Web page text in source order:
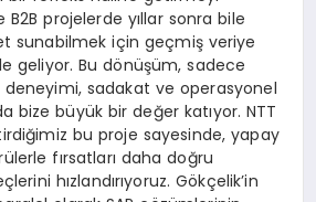
B2B projelerde yıllar sonra bile
sunabilmek için geçmiş veriye
geliyor. Bu dönüşüm, sadece
deneyimi, sadakat ve operasyonel
bize büyük bir değer katıyor. NTT
bu proje sayesinde, yapay
fırsatları daha doğru
hızlandırıyoruz. Gökçelik’in